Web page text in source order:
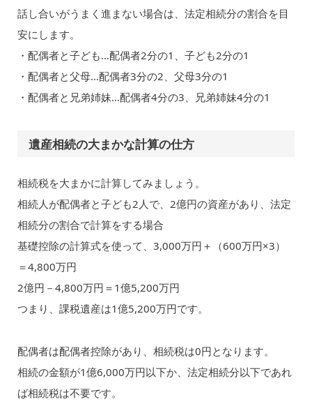
話し合いがうまく進まない場合は、法定相続分の割合を目
安にします。
・配偶者と子ども…配偶者2分の1、子ども2分の1
・配偶者と父母…配偶者3分の2、父母3分の1
・配偶者と兄弟姉妹…配偶者4分の3、兄弟姉妹4分の1
遺産相続の大まかな計算の仕方
相続税を大まかに計算してみましょう。
相続人が配偶者と子ども2人で、2億円の資産があり、法定
相続分の割合で計算をする場合
基礎控除の計算式を使って、3,000万円＋（600万円×3）
＝4,800万円
2億円－4,800万円＝1億5,200万円
つまり、課税遺産は1億5,200万円です。
配偶者は配偶者控除があり、相続税は0円となります。
相続の金額が1億6,000万円以下か、法定相続分以下であれ
ば相続税は不要です。